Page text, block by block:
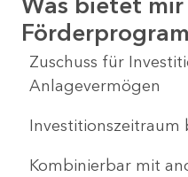
Zuschuss für
Anlagevermögen
Investitionszeitraum
Kombinierbar mit